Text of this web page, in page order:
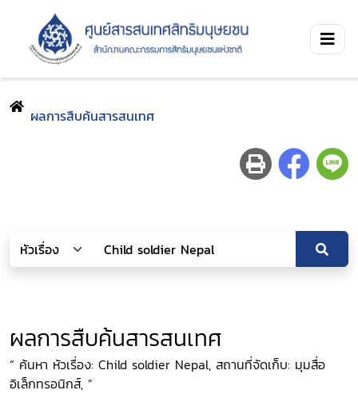
ผลการสืบค้นสารสนเทศ
ผลการสืบค้นสารสนเทศ
“ ค้นหา หัวเรื่อง: Child soldier Nepal, สถานที่จัดเก็บ: มุมสื่อ
อิเล็กทรอนิกส์, ”